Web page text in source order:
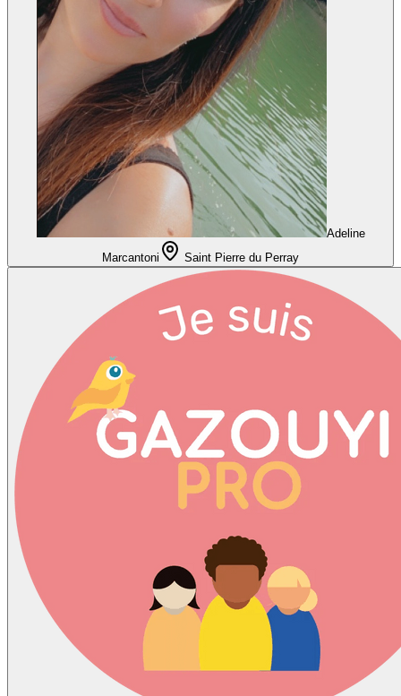
Adeline
Marcantoni
Saint Pierre du Perray